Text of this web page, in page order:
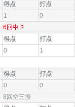
得点 打点
1 0
6回中２
得点 打点
0 1
得点 打点
0 0
8回空三振